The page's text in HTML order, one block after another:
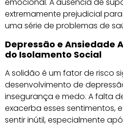
emocional. A ausência de
extremamente prejudicial
uma série de problemas de
Depressão e Ansiedade
do Isolamento Social
A solidão é um fator de risco
desenvolvimento de
insegurança e medo. A falta
exacerba esses sentimentos,
sentir inútil, especialmente